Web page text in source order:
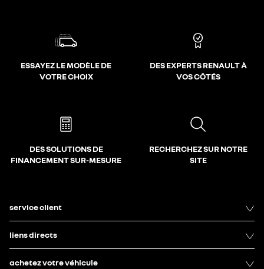
ESSAYEZ LE MODÈLE DE
VOTRE CHOIX
DES EXPERTS RENAULT À
VOS CÔTÉS
DES SOLUTIONS DE
FINANCEMENT SUR-MESURE
RECHERCHEZ SUR NOTRE
SITE
service client
liens directs
achetez votre véhicule